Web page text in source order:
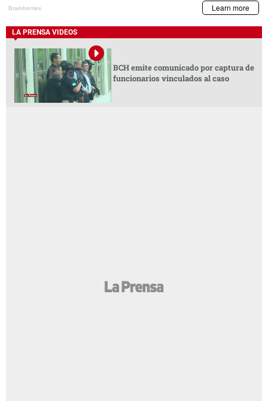
LA PRENSA VIDEOS
BCH emite comunicado por captura de
funcionarios vinculados al caso